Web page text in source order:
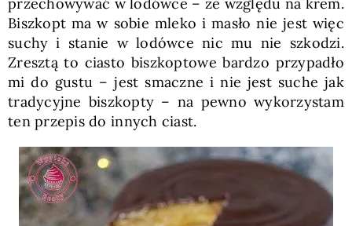
Biszkopt ma w sobie mleko i masło nie jest więc
suchy i stanie w lodówce nic mu nie szkodzi.
Zresztą to ciasto biszkoptowe bardzo przypadło
mi do gustu – jest smaczne i nie jest suche jak
tradycyjne biszkopty – na pewno wykorzystam
ten przepis do innych ciast.